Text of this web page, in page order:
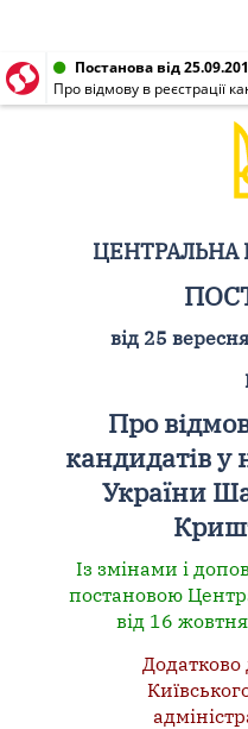
Постанова від
ЦЕНТРАЛЬНА
від 25
Про
кандидатів у
України
Із змінами і
постановою
від 16
Додатково